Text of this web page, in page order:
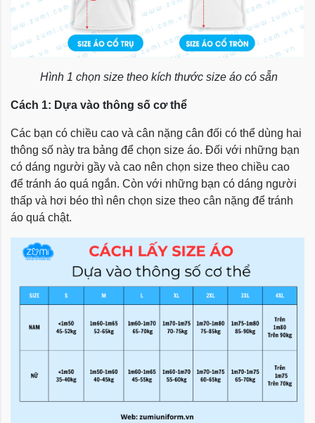
Hình 1 chọn size theo kích thước size áo có sẵn
Cách 1: Dựa vào thông số cơ thể
Các bạn có chiều cao và cân nặng cân đối có thể dùng hai
thông số này tra bảng để chọn size áo. Đối với những bạn
có dáng người gầy và cao nên chọn size theo chiều cao
để tránh áo quá ngắn. Còn với những bạn có dáng người
thấp và hơi béo thì nên chọn size theo cân nặng để tránh
áo quá chật.